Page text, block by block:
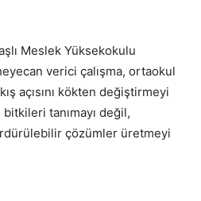
Meslek Yüksekokulu
verici çalışma, ortaokul
açısını kökten değiştirmeyi
tanımayı değil,
çözümler üretmeyi